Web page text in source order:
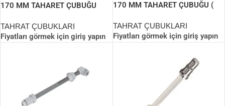
170 MM TAHARET ÇUBUĞU
TAHRAT ÇUBUKLARI
Fiyatları görmek için giriş yapın
170 MM TAHARET ÇUBUĞU (
TAHRAT ÇUBUKLARI
Fiyatları görmek için giriş yapın